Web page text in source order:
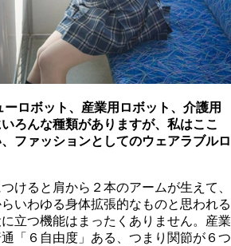
ーロボット、産業用ロボット、介護用
ろんな種類がありますが、私はここ
ファッションとしてのウェアラブルロ
けると肩から２本のアームが生えて、
いわゆる身体拡張的なものと思われる
立つ機能はまったくありません。産業
「６自由度」ある、つまり関節が６つ